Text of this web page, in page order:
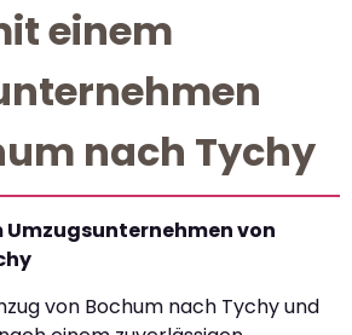
einem
nach Tychy
Umzugsunternehmen von
von Bochum nach Tychy und